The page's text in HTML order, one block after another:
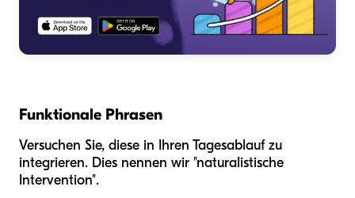
Funktionale Phrasen
Versuchen Sie, diese in Ihren Tagesablauf zu
integrieren. Dies nennen wir "naturalistische
Intervention".